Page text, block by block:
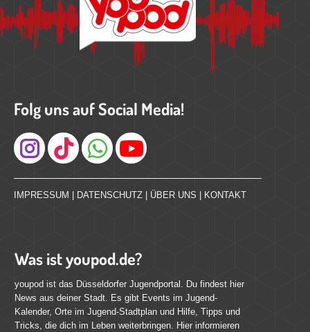
Folg uns auf Social Media!
Instagram
IMPRESSUM DATENSCHUTZ ÜBER UNS KONTAKT
Was ist youpod.de?
youpod ist das Düsseldorfer Jugendportal. Du findest hier
News aus deiner Stadt. Es gibt Events im Jugend-
Kalender, Orte im Jugend-Stadtplan und Hilfe, Tipps und
Tricks, die dich im Leben weiterbringen. Hier informieren